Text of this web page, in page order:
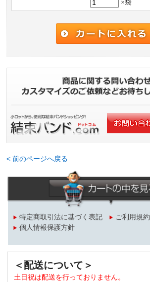
×袋
< 前のページへ戻る
特定商取引法に基づく表記
ご利用規約
個人情報保護方針
＜配送について＞
土日祝は配送を行っておりません。